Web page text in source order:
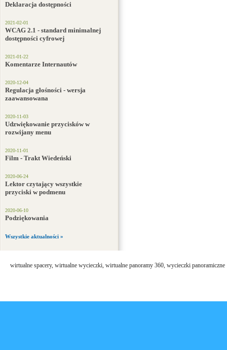
Deklaracja dostępności
2021-02-01
WCAG 2.1 - standard minimalnej
dostępności cyfrowej
2021-01-22
Komentarze Internautów
2020-12-04
Regulacja głośności - wersja
zaawansowana
2020-11-03
Udzwiękowanie przycisków w
rozwijany menu
2020-11-01
Film - Trakt Wiedeński
2020-06-24
Lektor czytający wszystkie
przyciski w podmenu
2020-06-10
Podziękowania
Wszystkie aktualności »
wirtualne spacery, wirtualne wycieczki, wirtualne panoramy 360, wycieczki panoramiczne